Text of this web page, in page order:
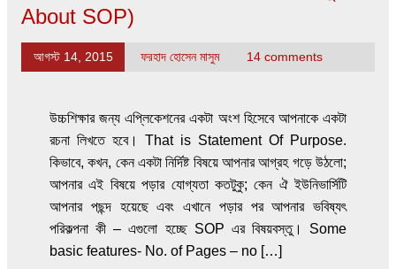
About SOP)
আগস্ট 14, 2015 ফরহাদ হোসেন মাসুম 14 comments
উচ্চশিক্ষার জন্য এপ্লিকেশনের একটা অংশ হিসেবে আপনাকে একটা
রচনা লিখতে হবে। That is Statement Of Purpose.
কিভাবে, কখন, কেন একটা নির্দিষ্ট বিষয়ে আপনার আগ্রহ গড়ে উঠলো;
আপনার এই বিষয়ে পড়ার যোগ্যতা কতটুকু; কেন ঐ ইউনিভার্সিটি
আপনার পছন্দ হয়েছে এবং এখানে পড়ার পর আপনার ভবিষ্যৎ
পরিকল্পনা কী – এগুলো হচ্ছে SOP এর বিষয়বস্তু। Some
basic features- No. of Pages – no […]